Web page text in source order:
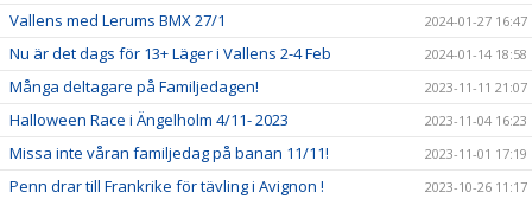
Vallens med Lerums BMX 27/1 2024-01-27 16:47
Nu är det dags för 13+ Läger i Vallens 2-4 Feb 2024-01-14 18:58
Många deltagare på Familjedagen! 2023-11-11 21:07
Halloween Race i Ängelholm 4/11- 2023 2023-11-04 16:23
Missa inte våran familjedag på banan 11/11! 2023-11-01 17:19
Penn drar till Frankrike för tävling i Avignon ! 2023-10-26 11:17